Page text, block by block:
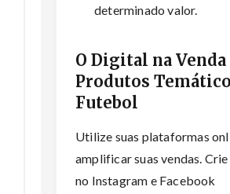
determinado valor.
O Digital na Venda
Produtos
Futebol
Utilize suas plataformas
amplificar suas vendas.
no Instagram e Facebook